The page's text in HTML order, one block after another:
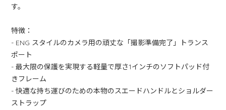
す。
特徴：
- ENG スタイルのカメラ用の頑丈な「撮影準備完了」トランス
ポート
- 最大限の保護を実現する軽量で厚さ1インチのソフトパッド付
きフレーム
- 快適な持ち運びのための本物のスエードハンドルとショルダー
ストラップ